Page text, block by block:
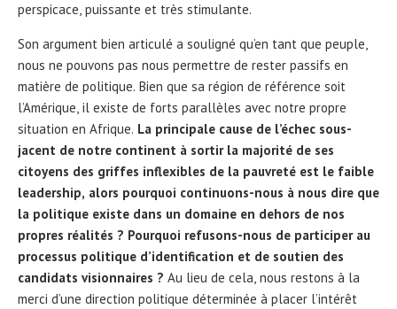
perspicace, puissante et très stimulante.
Son argument bien articulé a souligné qu’en tant que peuple,
nous ne pouvons pas nous permettre de rester passifs en
matière de politique. Bien que sa région de référence soit
l’Amérique, il existe de forts parallèles avec notre propre
situation en Afrique. La principale cause de l’échec sous-
jacent de notre continent à sortir la majorité de ses
citoyens des griffes inflexibles de la pauvreté est le faible
leadership, alors pourquoi continuons-nous à nous dire que
la politique existe dans un domaine en dehors de nos
propres réalités ? Pourquoi refusons-nous de participer au
processus politique d’identification et de soutien des
candidats visionnaires ? Au lieu de cela, nous restons à la
merci d’une direction politique déterminée à placer l’intérêt